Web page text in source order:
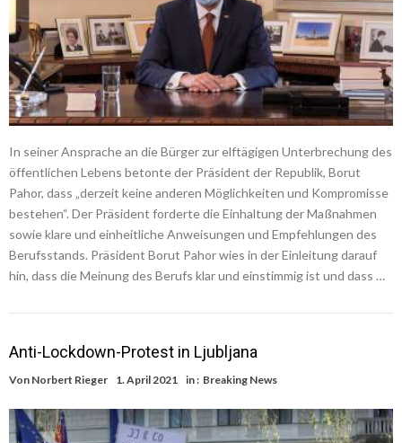
In seiner Ansprache an die Bürger zur elftägigen Unterbrechung des
öffentlichen Lebens betonte der Präsident der Republik, Borut
Pahor, dass „derzeit keine anderen Möglichkeiten und Kompromisse
bestehen“. Der Präsident forderte die Einhaltung der Maßnahmen
sowie klare und einheitliche Anweisungen und Empfehlungen des
Berufsstands. Präsident Borut Pahor wies in der Einleitung darauf
hin, dass die Meinung des Berufs klar und einstimmig ist und dass …
Anti-Lockdown-Protest in Ljubljana
Von Norbert Rieger 1. April 2021 in : Breaking News